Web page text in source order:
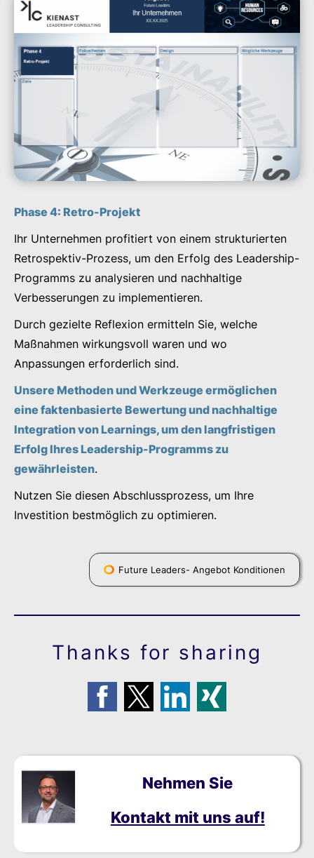
Phase 4: Retro-Projekt
Ihr Unternehmen profitiert von einem strukturierten
Retrospektiv-Prozess, um den Erfolg des Leadership-
Programms zu analysieren und nachhaltige
Verbesserungen zu implementieren.
Durch gezielte Reflexion ermitteln Sie, welche
Maßnahmen wirkungsvoll waren und wo
Anpassungen erforderlich sind.
Unsere Methoden und Werkzeuge ermöglichen
eine faktenbasierte Bewertung und nachhaltige
Integration von Learnings, um den langfristigen
Erfolg Ihres Leadership-Programms zu
gewährleisten.
Nutzen Sie diesen Abschlussprozess, um Ihre
Investition bestmöglich zu optimieren.
Future Leaders- Angebot Konditionen
Thanks for sharing
Nehmen Sie
Kontakt mit uns auf!